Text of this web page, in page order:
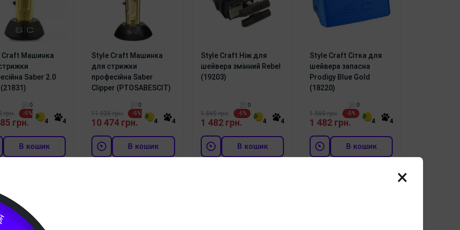
Craft Машинка
Saber 2.0
0
4 4
грн. -5%
грн.
В кошик
Style Craft Машинка
для стрижки
професійна Saber
Clipper (PTOSABESCIT)
0
4 4
11 025 грн. -5%
10 474 грн.
В кошик
Style Craft Ніж для
шейвера змінний Rebel
(19203)
0
4 4
1 560 грн. -5%
1 482 грн.
В кошик
Style Craft Сітка для
шейвера запасна
Prodigy Blue Gold
(18220)
0
4 4
1 560 грн. -5%
1 482 грн.
В кошик
×